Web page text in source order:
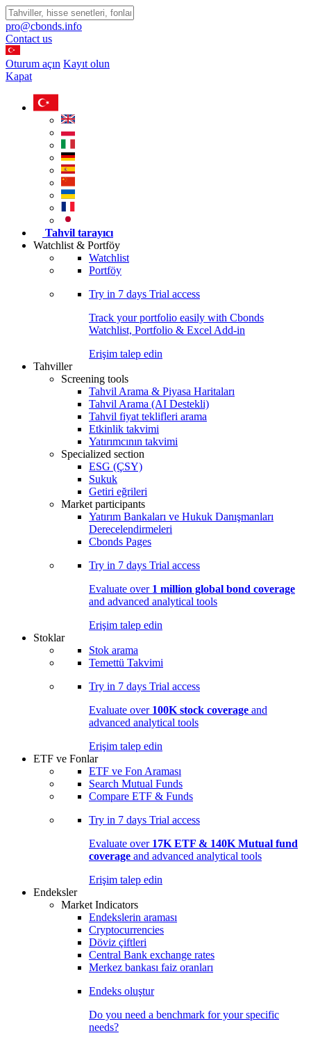
pro@cbonds.info
Contact us
Oturum açın Kayıt olun
Kapat
Tahvil tarayıcı
Watchlist & Portföy
Watchlist
Portföy
Try in 7 days Trial access
Track your portfolio easily with Cbonds
Watchlist, Portfolio & Excel Add-in
Erişim talep edin
Tahviller
Screening tools
Tahvil Arama & Piyasa Haritaları
Tahvil Arama (AI Destekli)
Tahvil fiyat teklifleri arama
Etkinlik takvimi
Yatırımcının takvimi
Specialized section
ESG (ÇSY)
Sukuk
Getiri eğrileri
Market participants
Yatırım Bankaları ve Hukuk Danışmanları
Derecelendirmeleri
Cbonds Pages
Try in 7 days Trial access
Evaluate over 1 million global bond coverage
and advanced analytical tools
Erişim talep edin
Stoklar
Stok arama
Temettü Takvimi
Try in 7 days Trial access
Evaluate over 100K stock coverage and
advanced analytical tools
Erişim talep edin
ETF ve Fonlar
ETF ve Fon Araması
Search Mutual Funds
Compare ETF & Funds
Try in 7 days Trial access
Evaluate over 17K ETF & 140K Mutual fund
coverage and advanced analytical tools
Erişim talep edin
Endeksler
Market Indicators
Endekslerin araması
Cryptocurrencies
Döviz çiftleri
Central Bank exchange rates
Merkez bankası faiz oranları
Endeks oluştur
Do you need a benchmark for your specific
needs?